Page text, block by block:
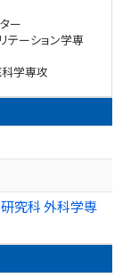
ー
テーション学専
学専攻
究科 外科学専